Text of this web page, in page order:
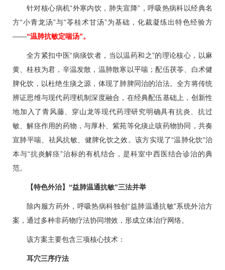
针对核心病机“外寒内饮，肺失宣降”， 呼吸热病科以经典名
方“小青龙汤”与“苓桂术甘汤”为基础，化裁凝练出特色经验方
——“温肺抗敏定喘汤”。
全方紧扣中医“病痰饮者，当以温药和之”的理论核心，以麻
黄、桂枝为君，辛温发散，温肺散寒以平喘；配伍茯苓、白术健
脾化饮，以杜绝生痰之源，体现了肺脾同治的治法。全方将传统
辨证思维与现代药理机制深度融合，在经典配伍基础上，创新性
地加入了青风藤、穿山龙等现代药理研究明确具有抗炎、抗过
敏、解痉作用的药物，与厚朴、紫苑等化痰止咳药物协同，共奏
宣肺平喘、祛风抗敏、健脾化饮之效。该方实现了“温肺化饮”治
本与“抗炎解痉”治标的有机结合，是科室中西医结合诊治的典
范。
【特色外治】“益肺温通抗敏”三法并举
除内服方药外， 呼吸热病科独创“益肺温通抗敏”系统外治方
案，通过多种非药物疗法协同增效，形成立体治疗网络。
该方案主要包含三项核心技术：
耳穴三序疗法